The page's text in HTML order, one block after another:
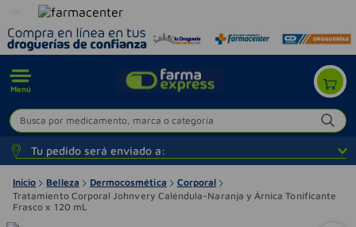
Menú
Busca por medicamento, marca o categoría
Tu pedido será enviado a:
Inicio Belleza Dermocosmética
Corporal
Tratamiento Corporal Johnvery Caléndula-Naranja y Árnica Tonificante
Frasco x 120 mL